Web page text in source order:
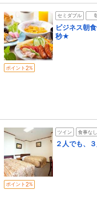
セミダブル
ビジネス朝
秒★
ポイント 2%
ツイン 食事なし
２人でも、
ポイント 2%